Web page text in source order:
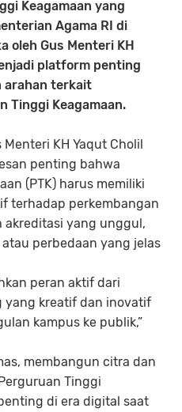
Keagamaan yang
Agama RI di
oleh Gus Menteri KH
platform penting
arahan terkait
Tinggi Keagamaan.
KH Yaqut Cholil
penting bahwa
(PTK) harus memiliki
terhadap perkembangan
akreditasi yang unggul,
perbedaan yang jelas
peran aktif dari
yang kreatif dan inovatif
kampus ke publik,”
membangun citra dan
Tinggi
di era digital saat